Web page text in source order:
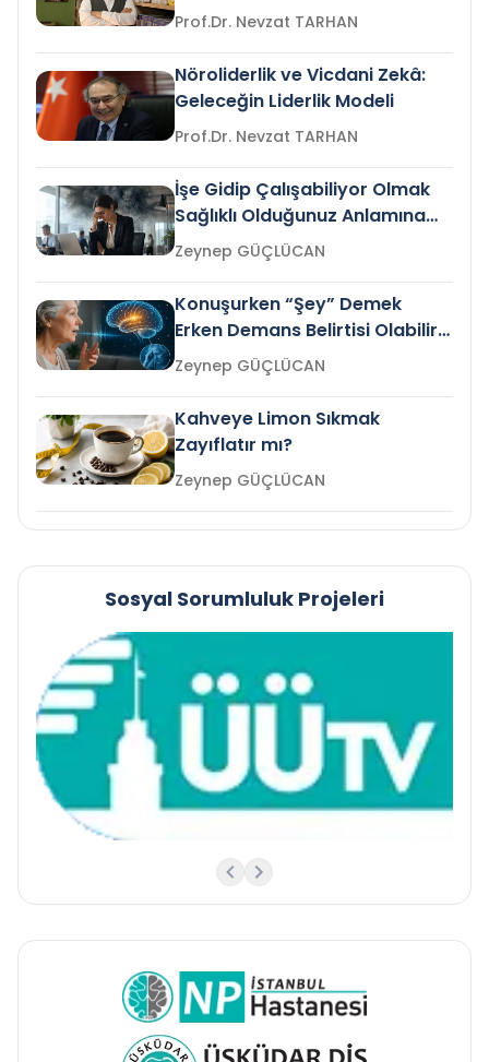
Prof.Dr. Nevzat TARHAN
Nöroliderlik ve Vicdani Zekâ:
Geleceğin Liderlik Modeli
Prof.Dr. Nevzat TARHAN
İşe Gidip Çalışabiliyor Olmak
Sağlıklı Olduğunuz Anlamına
Gelir mi?Zeynep GÜÇLÜCAN
Konuşurken “Şey” Demek
Erken Demans Belirtisi Olabilir
mi?
Zeynep GÜÇLÜCAN
Kahveye Limon Sıkmak
Zayıflatır mı?
Zeynep GÜÇLÜCAN
Sosyal Sorumluluk Projeleri